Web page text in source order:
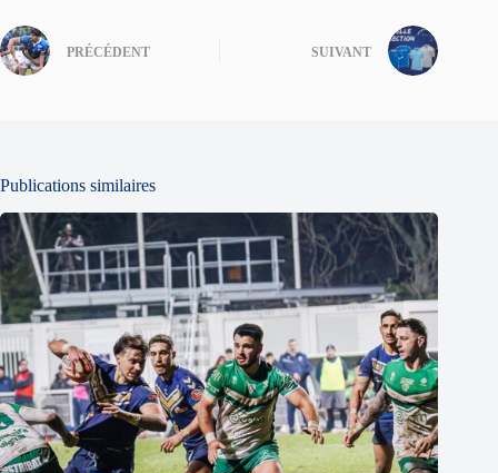
PRÉCÉDENT SUIVANT
Publications similaires